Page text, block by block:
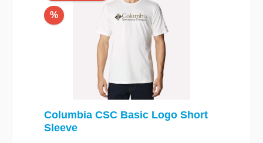
%
Columbia CSC Basic Logo Short
Sleeve